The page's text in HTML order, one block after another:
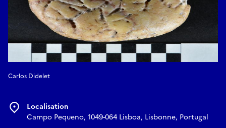
Carlos Didelet
Localisation
Campo Pequeno, 1049-064 Lisboa, Lisbonne, Portugal